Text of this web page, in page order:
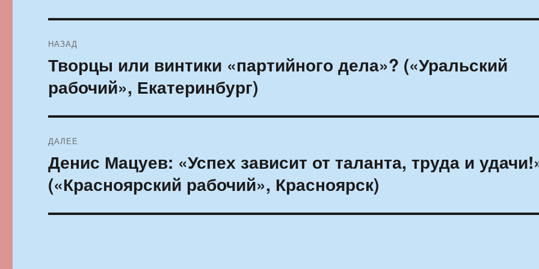
по
записям
НАЗАД
Предыдущая
запись:
Творцы или винтики «партийного дела»? («Уральский
рабочий», Екатеринбург)
ДАЛЕЕ
Следующая
запись:
Денис Мацуев: «Успех зависит от таланта, труда и
(«Красноярский рабочий», Красноярск)